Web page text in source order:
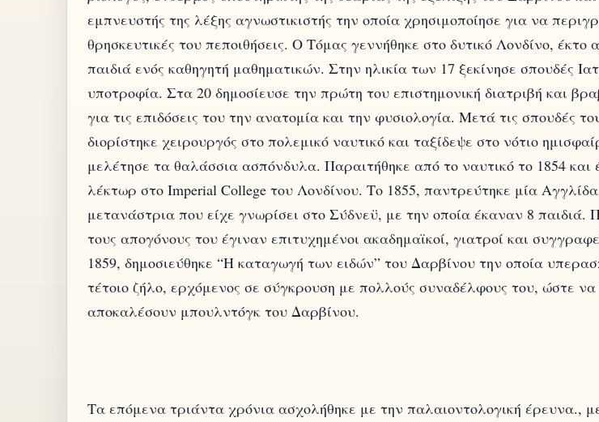
εμπνευστής της λέξης αγνωστικιστής την οποία χρησιμοποίησε για να
θρησκευτικές του πεποιθήσεις. Ο Τόμας γεννήθηκε στο δυτικό Λονδίνο, έκτο
παιδιά ενός καθηγητή μαθηματικών. Στην ηλικία των 17 ξεκίνησε σπουδές
υποτροφία. Στα 20 δημοσίευσε την πρώτη του επιστημονική διατριβή και
για τις επιδόσεις του την ανατομία και την φυσιολογία. Μετά τις σπουδές
διορίστηκε χειρουργός στο πολεμικό ναυτικό και ταξίδεψε στο νότιο
μελέτησε τα θαλάσσια ασπόνδυλα. Παραιτήθηκε από το ναυτικό το 1854 και
λέκτωρ στο Imperial College του Λονδίνου. Το 1855, παντρεύτηκε μία Αγγλίδα
μετανάστρια που είχε γνωρίσει στο Σύδνεϋ, με την οποία έκαναν 8 παιδιά.
τους απογόνους του έγιναν επιτυχημένοι ακαδημαϊκοί, γιατροί και
1859, δημοσιεύθηκε “Η καταγωγή των ειδών” του Δαρβίνου την οποία
τέτοιο ζήλο, ερχόμενος σε σύγκρουση με πολλούς συναδέλφους του, ώστε να
Τα επόμενα τριάντα χρόνια ασχολήθηκε με την παλαιοντολογική έρευνα.,